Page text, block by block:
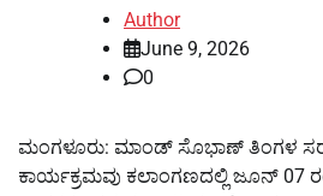
Author
June 9, 2026
0
ಮಂಗಳೂರು: ಮಾಂಡ್‌ ಸೊಭಾಣ್‌ ತಿಂಗಳ
ಕಾರ್ಯಕ್ರಮವು ಕಲಾಂಗಣದಲ್ಲಿ ಜೂನ್ 07